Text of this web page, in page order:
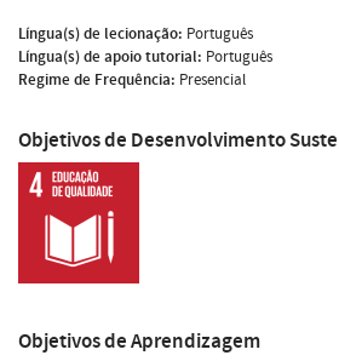
Língua(s) de lecionação: Português
Língua(s) de apoio tutorial: Português
Regime de Frequência: Presencial
Objetivos de Desenvolvimento
Objetivos de Aprendizagem